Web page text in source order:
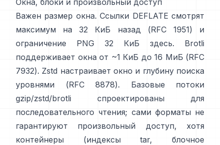
Окна, блоки и произвольный доступ
Важен размер окна. Ссылки DEFLATE смотрят
максимум на 32 КиБ назад
(RFC 1951)
и
ограничение PNG 32 КиБ
здесь. Brotli
поддерживает окна от ~1 КиБ до 16 МиБ (RFC
7932). Zstd настраивает окно и глубину поиска
уровнями
(RFC 8878). Базовые потоки
gzip/zstd/brotli спроектированы для
последовательного чтения; сами форматы не
гарантируют произвольный доступ, хотя
контейнеры (индексы tar, блочное